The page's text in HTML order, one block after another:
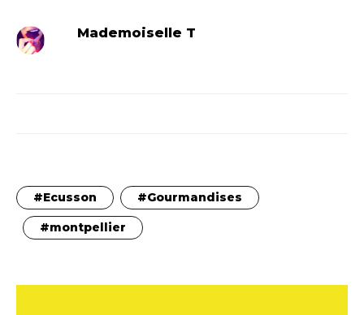
Mademoiselle T
Ecusson Gourmandises
montpellier